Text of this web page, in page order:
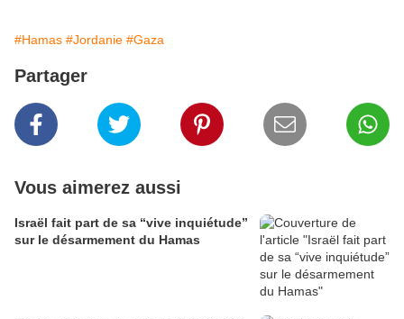
#Hamas #Jordanie #Gaza
Partager
Vous aimerez aussi
Israël fait part de sa “vive inquiétude”
sur le désarmement du Hamas